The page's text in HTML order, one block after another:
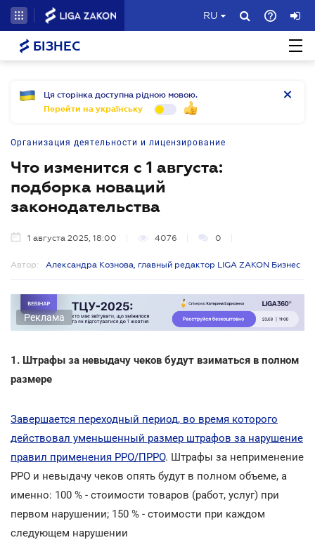
RU
БІЗНЕС
Ця сторінка доступна рідною мовою.
Перейти на українську
Организация деятельности и лицензирование
Что изменится с 1 августа:
подборка новаций
законодательства
1 августа 2025, 18:00 4076 0
Автор: Александра Кознова, главный редактор LIGA ZAKON Бизнес
Реклама
1. Штрафы за невыдачу чеков будут взиматься в полном
размере
Завершается переходный период, во время которого
действовал уменьшенный размер штрафов за нарушение
правил применения РРО/ПРРО. Штрафы за неприменение
РРО и невыдачу чеков опять будут в полном объеме, а
именно: 100 % - стоимости товаров (работ, услуг) при
первом нарушении; 150 % - стоимости при каждом
следующем нарушении